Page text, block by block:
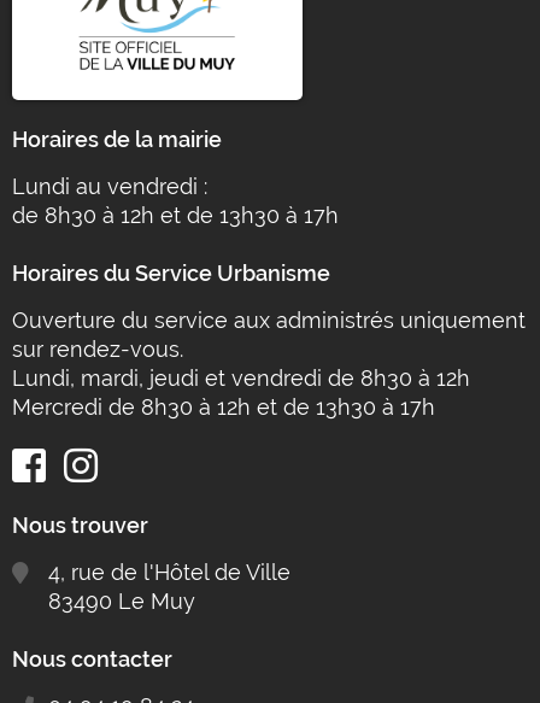
Horaires de la mairie
Lundi au vendredi :
de 8h30 à 12h et de 13h30 à 17h
Horaires du Service Urbanisme
Ouverture du service aux administrés uniquement
sur rendez-vous.
Lundi, mardi, jeudi et vendredi de 8h30 à 12h
Mercredi de 8h30 à 12h et de 13h30 à 17h
Nous trouver
4, rue de l'Hôtel de Ville
83490 Le Muy
Nous contacter